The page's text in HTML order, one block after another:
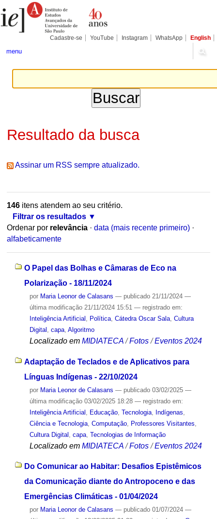
para
conteúdo.
Pessoais
Cadastre-se YouTube Instagram WhatsApp English
menu
Resultado da busca
Assinar um RSS sempre atualizado.
146itens atendem ao seu critério.
Filtrar os resultados
Ordenar por relevância · data (mais recente primeiro) ·
alfabeticamente
O Papel das Bolhas e Câmaras de Eco na
Polarização - 18/11/2024
por Maria Leonor de Calasans — publicado21/11/2024 —
última modificação21/11/2024 15:51 — registrado em:
Inteligência Artificial
Política, Cátedra Oscar Sala, Cultura
Digital
capa, Algoritmo
Localizado em MIDIATECA /Fotos /Eventos 2024
Adaptação de Teclados e de Aplicativos para
Línguas Indígenas - 22/10/2024
por Maria Leonor de Calasans — publicado03/02/2025 —
última modificação03/02/2025 18:28 — registrado em:
Inteligência Artificial
Educação, Tecnologia, Indígenas
Ciência e Tecnologia, Computação, Professores Visitantes
Cultura Digital capa, Tecnologias de Informação
Localizado em MIDIATECA /Fotos /Eventos 2024
Do Comunicar ao Habitar: Desafios Epistêmicos
da Comunicação diante do Antropoceno e das
Emergências Climáticas - 01/04/2024
por Maria Leonor de Calasans — publicado01/07/2024 —